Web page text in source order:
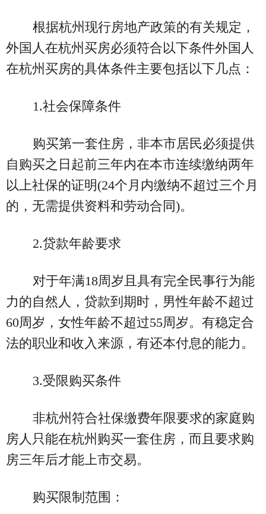
根据杭州现行房地产政策的有关规定，
外国人在杭州买房必须符合以下条件外国人
在杭州买房的具体条件主要包括以下几点：
1.社会保障条件
购买第一套住房，非本市居民必须提供
自购买之日起前三年内在本市连续缴纳两年
以上社保的证明(24个月内缴纳不超过三个月
的，无需提供资料和劳动合同)。
2.贷款年龄要求
对于年满18周岁且具有完全民事行为能
力的自然人，贷款到期时，男性年龄不超过
60周岁，女性年龄不超过55周岁。有稳定合
法的职业和收入来源，有还本付息的能力。
3.受限购买条件
非杭州符合社保缴费年限要求的家庭购
房人只能在杭州购买一套住房，而且要求购
房三年后才能上市交易。
购买限制范围：